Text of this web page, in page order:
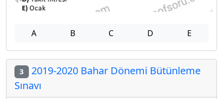
A B C D E
3 2019-2020 Bahar Dönemi Bütünleme
Sınavı